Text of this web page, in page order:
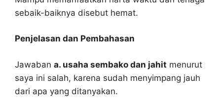
sebaik-baiknya disebut hemat.
Penjelasan dan Pembahasan
Jawaban a. usaha sembako dan jahit menurut
saya ini salah, karena sudah menyimpang jauh
dari apa yang ditanyakan.